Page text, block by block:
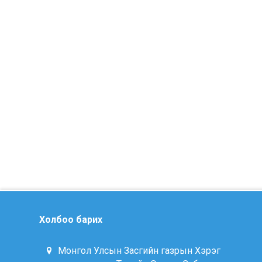
Холбоо барих
Монгол Улсын Засгийн газрын Хэрэг